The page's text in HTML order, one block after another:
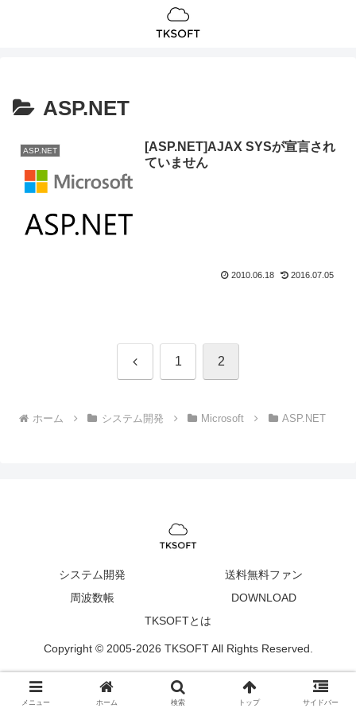
ASP.NET
ASP.NET
[ASP.NET]AJAX SYSが宣言され
ていません
2010.06.18 2016.07.05
前 1 2
ホーム システム開発 Microsoft ASP.NET
システム開発
送料無料ファン
周波数帳
DOWNLOAD
TKSOFTとは
Copyright © 2005-2026 TKSOFT All Rights Reserved.
メニュー ホーム 検索 トップ サイドバー